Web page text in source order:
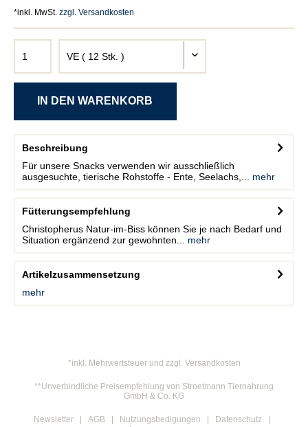
*inkl. MwSt. zzgl. Versandkosten
Beschreibung
Für unsere Snacks verwenden wir ausschließlich
ausgesuchte, tierische Rohstoffe - Ente, Seelachs,...
mehr
Fütterungsempfehlung
Christopherus Natur-im-Biss können Sie je nach Bedarf und
Situation ergänzend zur gewohnten...
mehr
Artikelzusammensetzung
mehr
*inkl. Mehrwertsteuer und zzgl. Versandkosten
**Unverbindliche Preisempfehlung von Stroetmann Tiernahrung
GmbH & Co. KG
Newsletter AGB Nutzungsbedigungen
Datenschutz